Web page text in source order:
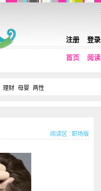
注册 登录
首页 阅读
理财 母婴 两性
阅读区 : 职场版